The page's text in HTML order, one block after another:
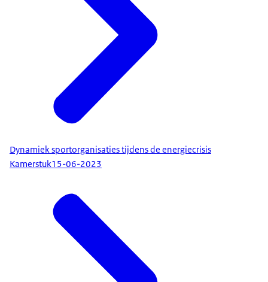
Dynamiek sportorganisaties tijdens de energiecrisis
Kamerstuk15-06-2023